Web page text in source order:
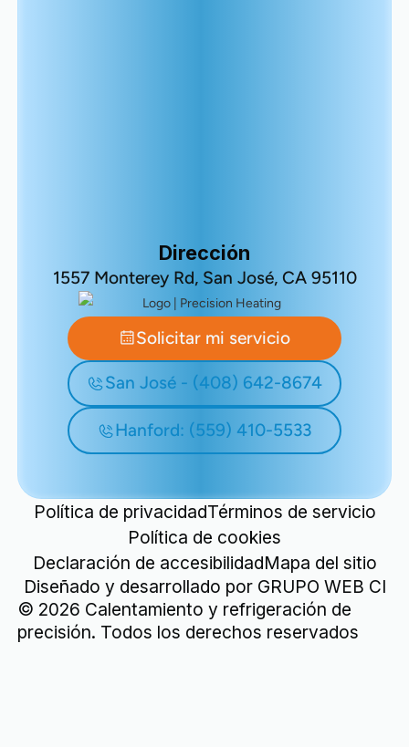
Dirección
1557 Monterey Rd, San José, CA 95110
Solicitar mi servicio
San José - (408) 642-8674
Hanford: (559) 410-5533
Diseñado y desarrollado por GRUPO WEB CI
© 2026 Calentamiento y refrigeración de
precisión. Todos los derechos reservados
Política de privacidadTérminos de servicio
Política de cookies
Declaración de accesibilidadMapa del sitio